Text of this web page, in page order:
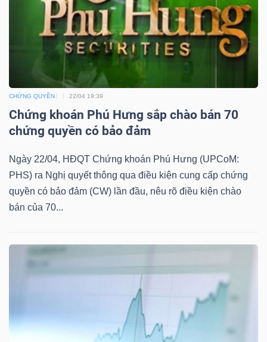
CHỨNG QUYỀN 22/04 19:39
Chứng khoán Phú Hưng sắp chào bán 70
chứng quyền có bảo đảm
Ngày 22/04, HĐQT Chứng khoán Phú Hưng (UPCoM:
PHS) ra Nghị quyết thông qua điều kiện cung cấp chứng
quyền có bảo đảm (CW) lần đầu, nêu rõ điều kiện chào
bán của 70...
TIỆN
BẤT
ĐỘNG
SẢN
Mã
chứng
khoán
(-)
Người nội bộ Người liên quan